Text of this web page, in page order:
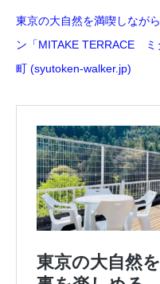
東京の大自然を満喫しなが
ン「MITAKE TERRACE
町 (syutoken-walker.jp)